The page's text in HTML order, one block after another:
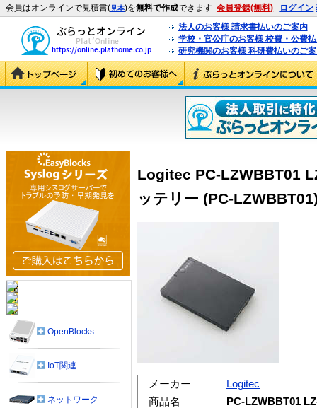
会員はオンラインで見積書(見本)を無料で作成できます 会員登録(無料) ログイン
法人のお客様 請求書払いのご案内
学校・官公庁のお客様 校費・公費
研究機関のお客様 科研費払いのご
Logitec PC-LZWBBT01
ッテリー (PC-
メーカー
Logitec
商品名
PC-LZWBBT01
OpenBlocks
IoT関連
ネットワーク